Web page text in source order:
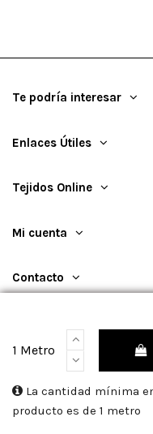
1 Metro
La cantidad mínima
producto es de 1 metro
Te podría interesar
Enlaces Útiles
Tejidos Online
Mi cuenta
Contacto
©